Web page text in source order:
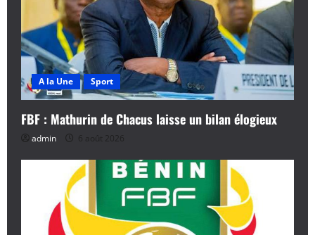
A la Une Sport
FBF : Mathurin de Chacus laisse un bilan élogieux
admin 6 août 2026